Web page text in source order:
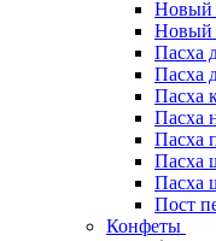
Новый
Новый
Пасха
Пасха
Пасха
Пасха
Пасха
Пасха
Пасха
Пост
Конфеты